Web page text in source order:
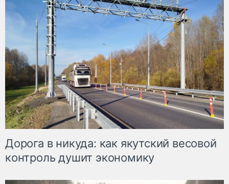
Дорога в никуда: как якутский весовой
контроль душит экономику